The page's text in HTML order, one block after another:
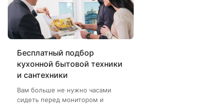
Бесплатный подбор
кухонной бытовой техники
и сантехники
Вам больше не нужно часами
сидеть перед монитором и